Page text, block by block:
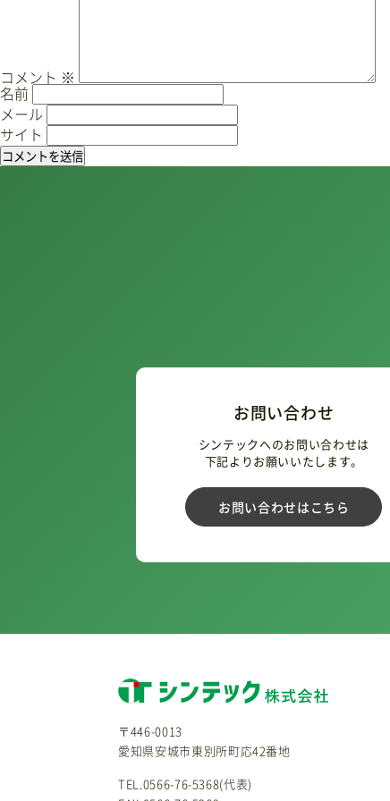
ョ
ン
コメント ※
名前
メール
サイト
お問い合わせ
シンテックへのお問い合わせは
下記よりお願いいたします。
お問い合わせはこちら
〒446-0013
愛知県安城市東別所町応42番地
TEL.0566-76-5368(代表)